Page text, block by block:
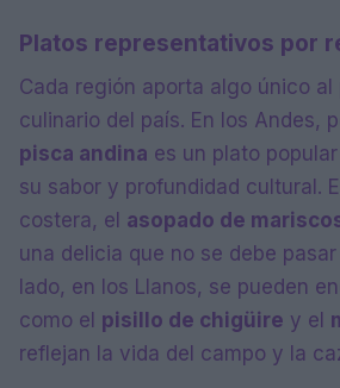
Platos representativos por
Cada región aporta algo único al
culinario del país. En los Andes,
pisca andina es un plato
su sabor y profundidad cultural.
costera, el asopado de
una delicia que no se debe
lado, en los Llanos, se pueden
como el pisillo de chigüire y el
reflejan la vida del campo y la